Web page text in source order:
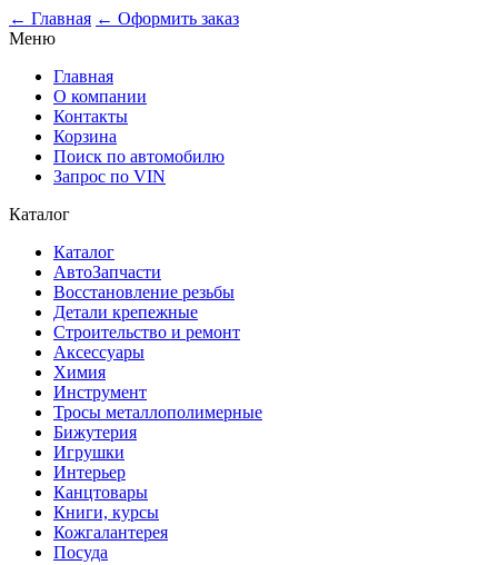
← Главная ← Оформить заказ
Меню
Главная
О компании
Контакты
Корзина
Поиск по автомобилю
Запрос по VIN
Каталог
Каталог
АвтоЗапчасти
Восстановление резьбы
Детали крепежные
Строительство и ремонт
Аксессуары
Химия
Инструмент
Тросы металлополимерные
Бижутерия
Игрушки
Интерьер
Канцтовары
Книги, курсы
Кожгалантерея
Посуда